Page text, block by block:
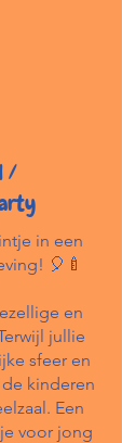
/
in een
🎈🍼
en
jullie
sfeer en
kinderen
Een
voor jong